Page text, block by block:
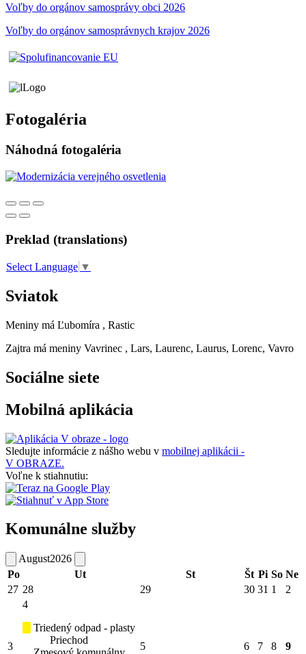
Voľby do orgánov samosprávy obci 2026
Voľby do orgánov samosprávnych krajov 2026
Fotogaléria
Náhodná fotogaléria
Preklad (translations)
Select Language ▼
Sviatok
Meniny má Ľubomíra , Rastic
Zajtra má meniny Vavrinec , Lars, Laurenc, Laurus, Lorenc, Vavro
Sociálne siete
Mobilná aplikácia
Sledujte informácie z nášho webu v mobilnej aplikácii -
V OBRAZE.
Voľne k stiahnutiu:
Komunálne služby
August2026
Po
Ut St Št Pi So Ne
27 28 29 30 31 1 2
3
4
Triedený odpad - plasty
Priechod
5 6 7 8 9